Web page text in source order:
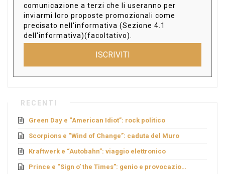
comunicazione a terzi che li useranno per
inviarmi loro proposte promozionali come
precisato nell'informativa (Sezione 4.1
dell'informativa)(facoltativo).
ISCRIVITI
RECENTI
Green Day e “American Idiot”: rock politico
Scorpions e “Wind of Change”: caduta del Muro
Kraftwerk e “Autobahn”: viaggio elettronico
Prince e “Sign o’ the Times”: genio e provocazione